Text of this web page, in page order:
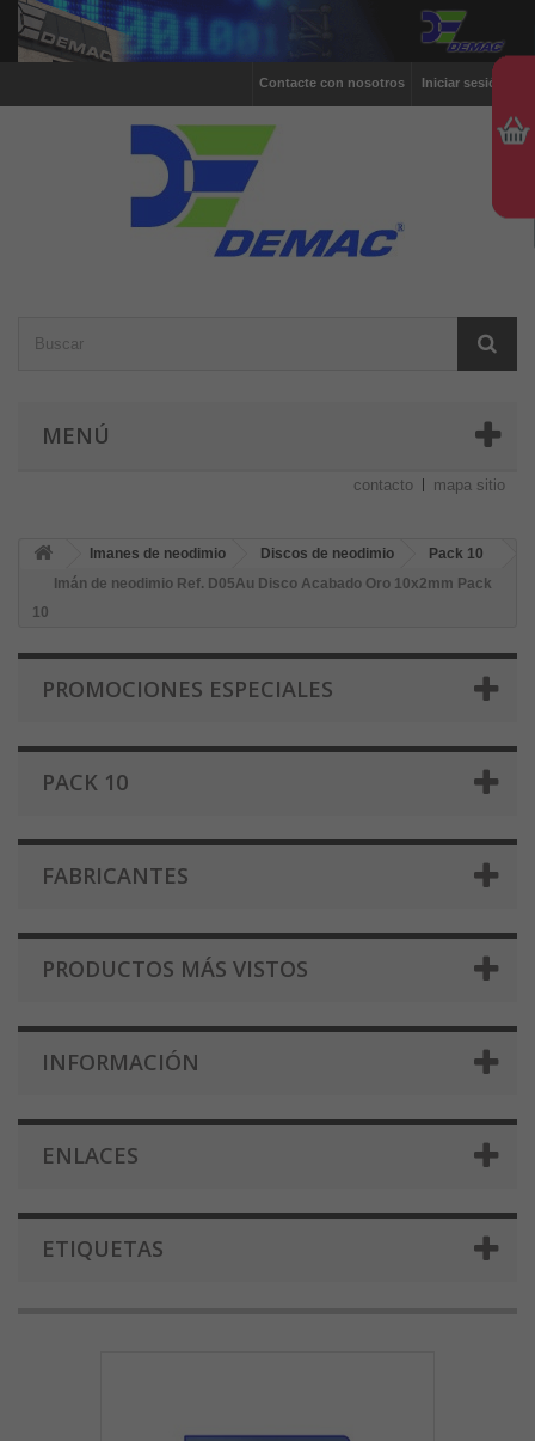
Iniciar sesión
Contacte con nosotros
MENÚ
contacto mapa sitio
Imanes de neodimio Discos de neodimio
Pack 10
Imán de neodimio Ref. D05Au Disco Acabado Oro 10x2mm Pack
10
PROMOCIONES ESPECIALES
PACK 10
FABRICANTES
PRODUCTOS MÁS VISTOS
INFORMACIÓN
ENLACES
ETIQUETAS